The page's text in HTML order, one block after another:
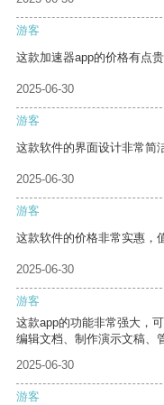
游客
这款加速器app的价格有点
2025-06-30
游客
这款软件的界面设计非常简
2025-06-30
游客
这款软件的价格非常实惠，
2025-06-30
游客
这款app的功能非常强大，
编辑文档、制作演示文稿、
2025-06-30
游客